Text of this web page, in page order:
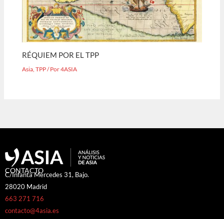
RÉQUIEM POR EL TPP
Asia ,TPP/ Por4ASIA
CONTACTO
C/Infanta Mercedes 31, Bajo.
28020 Madrid
663 271 716
contacto@4asia.es